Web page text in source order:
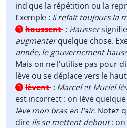
indique la répétition ou la
Exemple : Il refait toujours la
3 haussent : Haussersignifie
augmenterquelque chose.
année, le gouvernement
Mais on ne l'utilise pas pour
lève ou se déplace vers le
3 lèvent : Marcel et Muriel
est incorrect : on lève quelque
lève mon bras en l'air. Notez
dire ils se mettent debout: on